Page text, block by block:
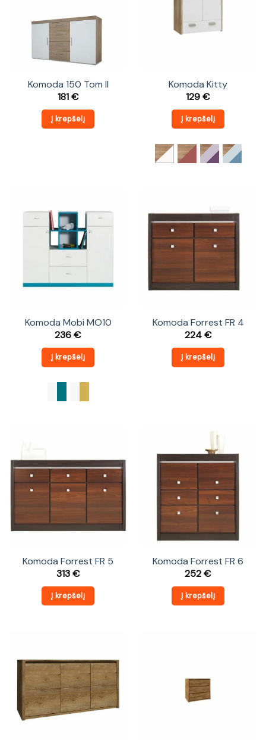
Komoda 150 Tom II
181€
Į krepšelį
Komoda Kitty
129€
Į krepšelį
Komoda Mobi MO10
236€
Į krepšelį
Komoda Forrest FR 4
224€
Į krepšelį
Komoda Forrest FR 5
313€
Į krepšelį
Komoda Forrest FR 6
252€
Į krepšelį